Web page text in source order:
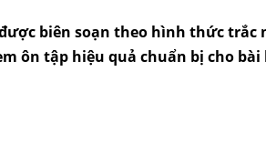
biên soạn theo hình thức trắc
ôn tập hiệu quả chuẩn bị cho